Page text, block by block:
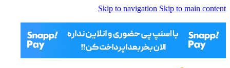
Skip to navigation Skip to main content